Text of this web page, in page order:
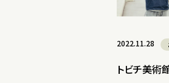
2022.11.28
トビチ美術